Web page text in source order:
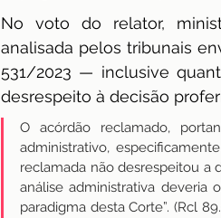
No voto do relator,
analisada pelos tribunais
531/2023 — inclusive
desrespeito à decisão
O acórdão reclamado,
administrativo,
reclamada não desrespeitou a
análise administrativa deveria
paradigma desta Corte”. (Rcl